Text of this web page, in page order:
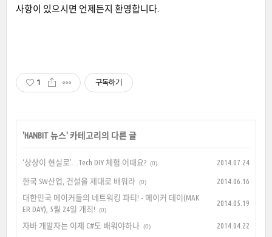
사항이 있으시면 언제든지 환영합니다.
1 구독하기
'HANBIT 뉴스' 카테고리의 다른 글
‘상상이 현실로’…Tech DIY 체험 어때요? (0) 2014.07.24
한국 SW산업, 건설을 제대로 배워라 (0)
2014.06.16
대한민국 메이커들의 네트워킹 파티! - 메이커 데이(MAK
ER DAY), 5월 24일 개최!
(0)
2014.05.19
자바 개발자는 이제 C#도 배워야하나 (0)
2014.04.22